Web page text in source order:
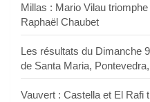
Millas : Mario Vilau
Raphaël Chaubet
Les résultats du Dimanche
de Santa Maria,
Vauvert : Castella et El Rafi